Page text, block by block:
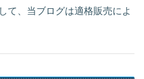
て、当ブログは適格販売によ